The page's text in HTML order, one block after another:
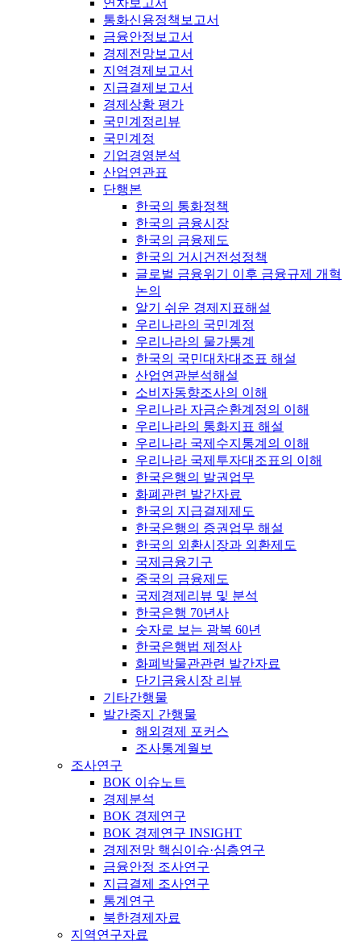
연차보고서
통화신용정책보고서
금융안정보고서
경제전망보고서
지역경제보고서
지급결제보고서
경제상황 평가
국민계정리뷰
국민계정
기업경영분석
산업연관표
단행본
한국의 통화정책
한국의 금융시장
한국의 금융제도
한국의 거시건전성정책
글로벌 금융위기 이후 금융규제 개혁
논의
알기 쉬운 경제지표해설
우리나라의 국민계정
우리나라의 물가통계
한국의 국민대차대조표 해설
산업연관분석해설
소비자동향조사의 이해
우리나라 자금순환계정의 이해
우리나라의 통화지표 해설
우리나라 국제수지통계의 이해
우리나라 국제투자대조표의 이해
한국은행의 발권업무
화폐관련 발간자료
한국의 지급결제제도
한국은행의 증권업무 해설
한국의 외환시장과 외환제도
국제금융기구
중국의 금융제도
국제경제리뷰 및 분석
한국은행 70년사
숫자로 보는 광복 60년
한국은행법 제정사
화폐박물관관련 발간자료
단기금융시장 리뷰
기타간행물
발간중지 간행물
해외경제 포커스
조사통계월보
조사연구
BOK 이슈노트
경제분석
BOK 경제연구
BOK 경제연구 INSIGHT
경제전망 핵심이슈·심층연구
금융안정 조사연구
지급결제 조사연구
통계연구
북한경제자료
지역연구자료